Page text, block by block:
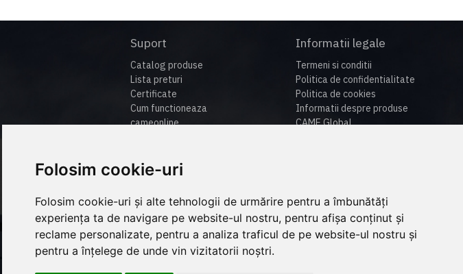
Folosim cookie-uri
Folosim cookie-uri și alte tehnologii de urmărire pentru a îmbunătăți
experiența ta de navigare pe website-ul nostru, pentru afișa conținut și
reclame personalizate, pentru a analiza traficul de pe website-ul nostru și
pentru a înțelege de unde vin vizitatorii noștri.
Suport
Catalog produse
Lista preturi
Certificate
Cum functioneaza
cameonline
Plata si livrare
Politica de retur
Informatii legale
Termeni si conditii
Politica de confidentialitate
Politica de cookies
Informatii despre produse
CAME Global